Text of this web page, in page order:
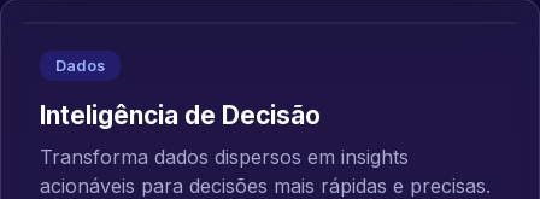
Dados
Inteligência de Decisão
Transforma dados dispersos em insights
acionáveis para decisões mais rápidas e precisas.